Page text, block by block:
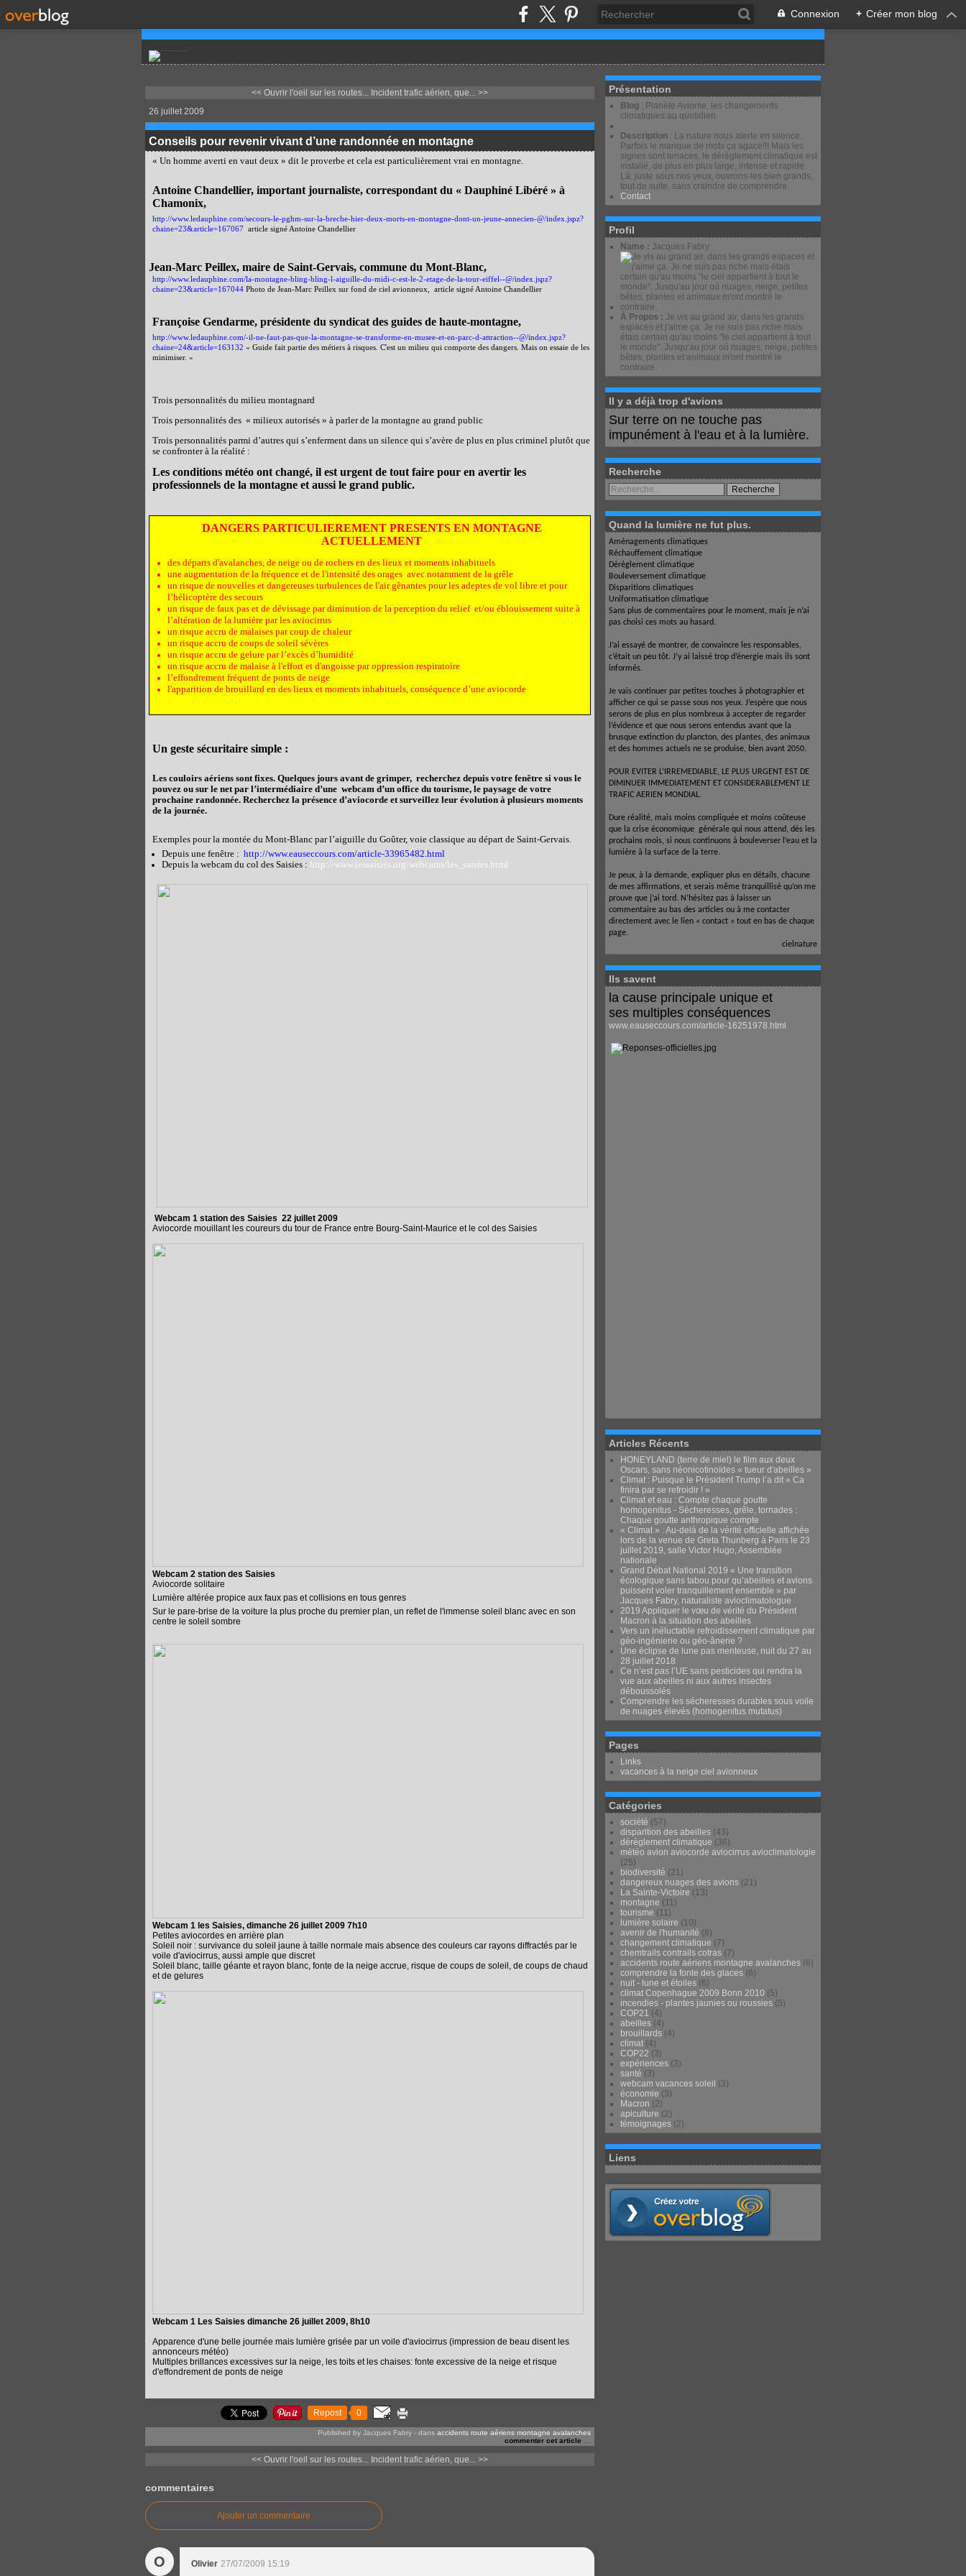
Connexion + Créer mon blog
<< Ouvrir l'oeil sur les routes... Incident trafic aérien, que... >>
26 juillet 2009
Conseils pour revenir vivant d’une randonnée en montagne
« Un homme averti en vaut deux » dit le proverbe et cela est particulièrement vrai en montagne.
Antoine Chandellier, important journaliste, correspondant du « Dauphiné Libéré » à
Chamonix,
http://www.ledauphine.com/secours-le-pghm-sur-la-breche-hier-deux-morts-en-montagne-dont-un-jeune-annecien-@/index.jspz?
chaine=23&article=167067 article signé Antoine Chandellier
Jean-Marc Peillex, maire de Saint-Gervais, commune du Mont-Blanc,
http://www.ledauphine.com/la-montagne-bling-bling-l-aiguille-du-midi-c-est-le-2-etage-de-la-tour-eiffel--@/index.jspz?
chaine=23&article=167044 Photo de Jean-Marc Peillex sur fond de ciel avionneux, article signé Antoine Chandellier
Françoise Gendarme, présidente du syndicat des guides de haute-montagne,
http://www.ledauphine.com/-il-ne-faut-pas-que-la-montagne-se-transforme-en-musee-et-en-parc-d-attraction--@/index.jspz?
chaine=24&article=163132 « Guide fait partie des métiers à risques. C'est un milieu qui comporte des dangers. Mais on essaie de les
minimiser. »
Trois personnalités du milieu montagnard
Trois personnalités des « milieux autorisés » à parler de la montagne au grand public
Trois personnalités parmi d’autres qui s’enferment dans un silence qui s’avère de plus en plus criminel plutôt que
se confronter à la réalité :
Les conditions météo ont changé, il est urgent de tout faire pour en avertir les
professionnels de la montagne et aussi le grand public.
DANGERS PARTICULIEREMENT PRESENTS EN MONTAGNE
ACTUELLEMENT
des départs d'avalanches, de neige ou de rochers en des lieux et moments inhabituels
une augmentation de la fréquence et de l'intensité des orages avec notamment de la grêle
un risque de nouvelles et dangereuses turbulences de l'air gênantes pour les adeptes de vol libre et pour
l’hélicoptère des secours
un risque de faux pas et de dévissage par diminution de la perception du relief et/ou éblouissement suite à
l’altération de la lumière par les aviocirrus
un risque accru de malaises par coup de chaleur
un risque accru de coups de soleil sévères
un risque accru de gelure par l’excès d’humidité
un risque accru de malaise à l'effort et d'angoisse par oppression respiratoire
l’effondrement fréquent de ponts de neige
l'apparition de brouillard en des lieux et moments inhabituels, conséquence d’une aviocorde
Un geste sécuritaire simple :
Les couloirs aériens sont fixes. Quelques jours avant de grimper, recherchez depuis votre fenêtre si vous le
pouvez ou sur le net par l’intermédiaire d’une webcam d’un office du tourisme, le paysage de votre
prochaine randonnée. Recherchez la présence d’aviocorde et surveillez leur évolution à plusieurs moments
de la journée.
Exemples pour la montée du Mont-Blanc par l’aiguille du Goûter, voie classique au départ de Saint-Gervais.
Depuis une fenêtre : http://www.eauseccours.com/article-33965482.html
Depuis la webcam du col des Saisies : http://www.lessaisies.org/webcams/les_saisies.html
Webcam 1 station des Saisies 22 juillet 2009
Aviocorde mouillant les coureurs du tour de France entre Bourg-Saint-Maurice et le col des Saisies
Webcam 2 station des Saisies
Aviocorde solitaire
Lumière altérée propice aux faux pas et collisions en tous genres
Sur le pare-brise de la voiture la plus proche du premier plan, un reflet de l'immense soleil blanc avec en son
centre le soleil sombre
Webcam 1 les Saisies, dimanche 26 juillet 2009 7h10
Petites aviocordes en arrière plan
Soleil noir : survivance du soleil jaune à taille normale mais absence des couleurs car rayons diffractés par le
voile d'aviocirrus, aussi ample que discret
Soleil blanc, taille géante et rayon blanc, fonte de la neige accrue, risque de coups de soleil, de coups de chaud
et de gelures
Webcam 1 Les Saisies dimanche 26 juillet 2009, 8h10
Apparence d'une belle journée mais lumière grisée par un voile d'aviocirrus (impression de beau disent les
annonceurs météo)
Multiples brillances excessives sur la neige, les toits et les chaises: fonte excessive de la neige et risque
d'effondrement de ponts de neige
Repost 0
Published by Jacques Fabry - dans accidents route aériens montagne avalanches
commenter cet article
<< Ouvrir l'oeil sur les routes... Incident trafic aérien, que... >>
commentaires
Ajouter un commentaire
O Olivier 27/07/2009 15:19
Présentation
Blog : Planète Avionie, les changements
climatiques au quotidien
Description : La nature nous alerte en silence.
Parfois le manque de mots ça agace!!! Mais les
signes sont tenaces, le dérèglement climatique est
installé, de plus en plus large, intense et rapide.
Là, juste sous nos yeux, ouvrons-les bien grands,
tout de suite, sans craindre de comprendre.
Contact
Profil
Name : Jacques Fabry
À Propos : Je vis au grand air, dans les grands
espaces et j'aime ça. Je ne suis pas riche mais
étais certain qu'au moins "le ciel appartient à tout
le monde". Jusqu'au jour où nuages, neige, petites
bêtes, plantes et animaux m'ont montré le
contraire.
Il y a déjà trop d'avions
Sur terre on ne touche pas
impunément à l'eau et à la lumière.
Recherche
Quand la lumière ne fut plus.
Aménagements climatiques
Réchauffement climatique
Dérèglement climatique
Bouleversement climatique
Disparitions climatiques
Uniformatisation climatique
Sans plus de commentaires pour le moment, mais je n’ai
pas choisi ces mots au hasard.
J’ai essayé de montrer, de convaincre les responsables,
c’était un peu tôt. J’y ai laissé trop d’énergie mais ils sont
informés.
Je vais continuer par petites touches à photographier et
afficher ce qui se passe sous nos yeux. J’espère que nous
serons de plus en plus nombreux à accepter de regarder
l’évidence et que nous serons entendus avant que la
brusque extinction du plancton, des plantes, des animaux
et des hommes actuels ne se produise, bien avant 2050.
POUR EVITER L’IRREMEDIABLE, LE PLUS URGENT EST DE
DIMINUER IMMEDIATEMENT ET CONSIDERABLEMENT LE
TRAFIC AERIEN MONDIAL.
Dure réalité, mais moins compliquée et moins coûteuse
que la crise économique générale qui nous attend, dès les
prochains mois, si nous continuons à bouleverser l’eau et la
lumière à la surface de la terre.
Je peux, à la demande, expliquer plus en détails, chacune
de mes affirmations, et serais même tranquillisé qu’on me
prouve que j’ai tord. N’hésitez pas à laisser un
commentaire au bas des articles ou à me contacter
directement avec le lien « contact » tout en bas de chaque
page.
cielnature
Ils savent
la cause principale unique et
ses multiples conséquences
www.eauseccours.com/article-16251978.html
Articles Récents
HONEYLAND (terre de miel) le film aux deux
Oscars, sans néonicotinoïdes « tueur d'abeilles »
Climat : Puisque le Président Trump l’a dit « Ca
finira par se refroidir ! »
Climat et eau : Compte chaque goutte
homogenitus - Sécheresses, grêle, tornades :
Chaque goutte anthropique compte
« Climat » : Au-delà de la vérité officielle affichée
lors de la venue de Greta Thunberg à Paris le 23
juillet 2019, salle Victor Hugo, Assemblée
nationale
Grand Débat National 2019 « Une transition
écologique sans tabou pour qu’abeilles et avions
puissent voler tranquillement ensemble » par
Jacques Fabry, naturaliste avioclimatologue
2019 Appliquer le vœu de vérité du Président
Macron à la situation des abeilles
Vers un inéluctable refroidissement climatique par
géo-ingénierie ou géo-ânerie ?
Une éclipse de lune pas menteuse, nuit du 27 au
28 juillet 2018
Ce n’est pas l’UE sans pesticides qui rendra la
vue aux abeilles ni aux autres insectes
déboussolés
Comprendre les sécheresses durables sous voile
de nuages élevés (homogenitus mutatus)
Pages
Links
vacances à la neige ciel avionneux
Catégories
société (57)
disparition des abeilles (43)
dérèglement climatique (36)
météo avion aviocorde aviocirrus avioclimatologie
(25)
biodiversité (21)
dangereux nuages des avions (21)
La Sainte-Victoire (13)
montagne (11)
tourisme (11)
lumière solaire (10)
avenir de l'humanité (8)
changement climatique (7)
chemtrails contrails cotras (7)
accidents route aériens montagne avalanches (6)
comprendre la fonte des glaces (6)
nuit - lune et étoiles (6)
climat Copenhague 2009 Bonn 2010 (5)
incendies - plantes jaunies ou roussies (5)
COP21 (4)
abeilles (4)
brouillards (4)
climat (4)
COP22 (3)
expériences (3)
santé (3)
webcam vacances soleil (3)
économie (3)
Macron (2)
apiculture (2)
témoignages (2)
Liens